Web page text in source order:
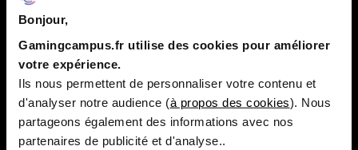
Bonjour,
Gamingcampus.fr utilise des cookies pour améliorer
votre expérience.
Ils nous permettent de personnaliser votre contenu et
d'analyser notre audience (à propos des cookies). Nous
partageons également des informations avec nos
partenaires de publicité et d'analyse..
autres. De pouvoir résoudre des
gérer. De posséder une soif d’apprendre
pour rester à jour comme une certaine
curiosité.